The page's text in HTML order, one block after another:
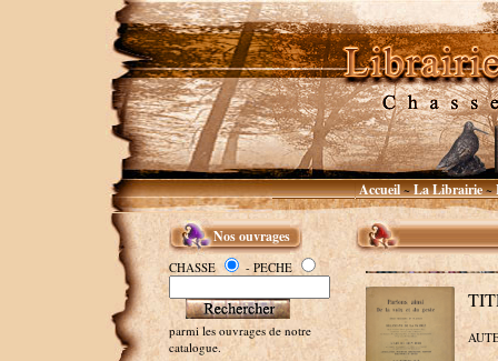
Accueil~La Librairie~
Nos ouvrages
CHASSE - PECHE
parmi les ouvrages de notre
catalogue.